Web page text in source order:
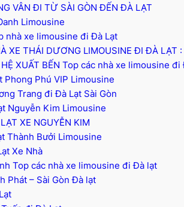
VÂN ĐI TỪ SÀI GÒN ĐẾN ĐÀ LẠT
Limousine
nhà xe limousine đi Đà Lạt
XE THÁI DƯƠNG LIMOUSINE ĐI ĐÀ LẠT :
HỆ XUẤT BẾN Top các nhà xe limousine
Phú VIP Limousine
Trang đi Đà Lạt Sài Gòn
Nguyễn Kim Limousine
XE NGUYỄN KIM
Thành Bưởi Limousine
Xe Nhà
Top các nhà xe limousine đi Đà lạt
Phát – Sài Gòn Đà lạt